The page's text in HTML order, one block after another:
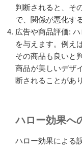
判断されると、そ
で、関係が悪化す
広告や商品評価:
を与えます。例え
その商品も良いと
商品が美しいデザ
断されることがあ
ハロー効果へ
ハロー効果による